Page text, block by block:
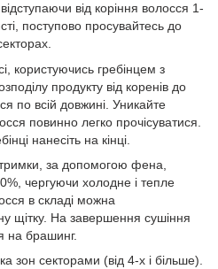
від коріння волосся 1-
поступово просувайтесь до
користуючись гребінцем з
продукту від коренів до
по всій довжині. Уникайте
повинно легко прочісуватися.
нанесіть на кінці.
за допомогою фена,
чергуючи холодне і тепле
в складі можна
щітку. На завершення сушіння
на брашинг.
зон секторами (від 4-х і більше).